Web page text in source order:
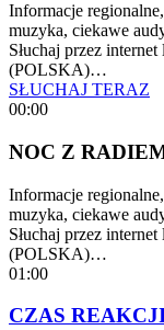
Informacje
muzyka, ciekawe
Słuchaj przez
(POLSKA)…
SŁUCHAJ TERAZ
00:00
NOC Z
Informacje
muzyka, ciekawe
Słuchaj przez
(POLSKA)…
01:00
CZAS